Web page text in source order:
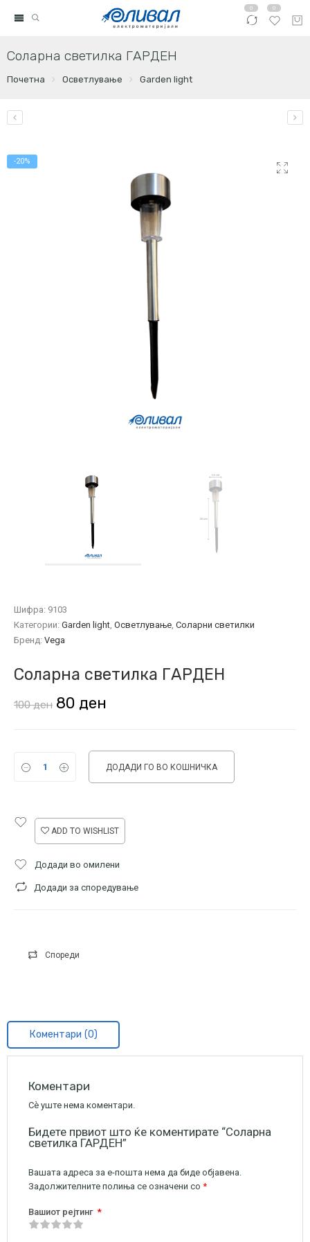
0 0
Соларна светилка ГАРДЕН
Почетна Осветлување Garden light
-20%
Шифра: 9103
Категории: Garden light Осветлување Соларни светилки
Бренд: Vega
Соларна светилка ГАРДЕН
100ден Original
100 ден.
80 ден
is:
80 ден.
ДОДАДИ ГО ВО КОШНИЧКА
ADD TO WISHLIST
Додади во омилени
Додади за споредување
Спореди
Коментари (0)
Коментари
Сè уште нема коментари.
Бидете првиот што ќе коментирате “Соларна
светилка ГАРДЕН”
Вашата адреса за е-пошта нема да биде објавена.
Задолжителните полиња се означени со *
Вашиот рејтинг *